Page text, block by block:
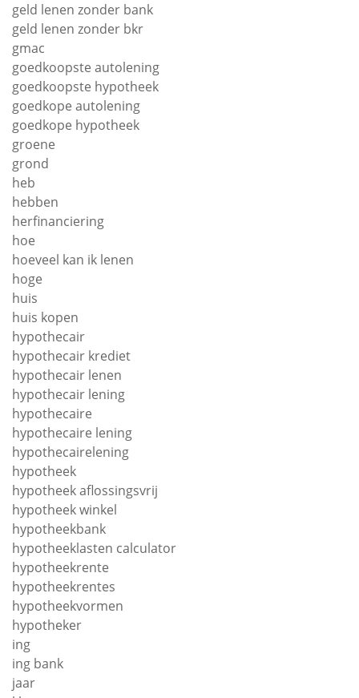
geld lenen zonder bank
geld lenen zonder bkr
gmac
goedkoopste autolening
goedkoopste hypotheek
goedkope autolening
goedkope hypotheek
groene
grond
heb
hebben
herfinanciering
hoe
hoeveel kan ik lenen
hoge
huis
huis kopen
hypothecair
hypothecair krediet
hypothecair lenen
hypothecair lening
hypothecaire
hypothecaire lening
hypothecairelening
hypotheek
hypotheek aflossingsvrij
hypotheek winkel
hypotheekbank
hypotheeklasten calculator
hypotheekrente
hypotheekrentes
hypotheekvormen
hypotheker
ing
ing bank
jaar